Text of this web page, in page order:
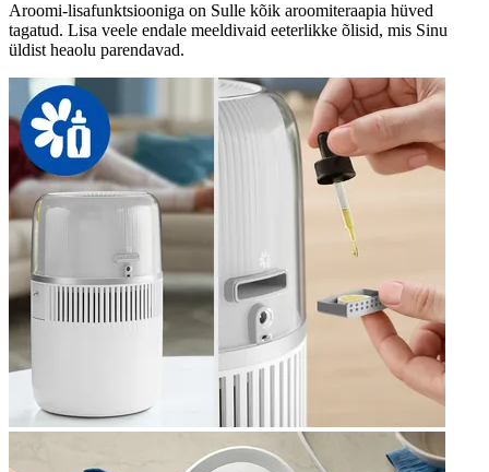
Aroomi-lisafunktsiooniga on Sulle kõik aroomiteraapia hüved
tagatud. Lisa veele endale meeldivaid eeterlikke õlisid, mis Sinu
üldist heaolu parendavad.​